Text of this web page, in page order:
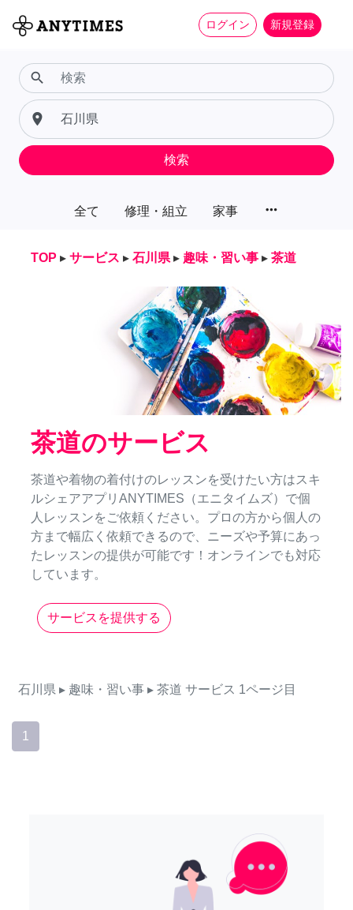
ログイン 新規登録
全て 修理・組立 家事 more_horiz
search
place
検索
TOP ▸ サービス ▸ 石川県 ▸ 趣味・習い事 ▸ 茶道
茶道のサービス
茶道や着物の着付けのレッスンを受けたい方はスキ
ルシェアアプリANYTIMES（エニタイムズ）で個
人レッスンをご依頼ください。プロの方から個人の
方まで幅広く依頼できるので、ニーズや予算にあっ
たレッスンの提供が可能です！オンラインでも対応
しています。
サービスを提供する
石川県 ▸ 趣味・習い事 ▸ 茶道 サービス 1ページ目
1